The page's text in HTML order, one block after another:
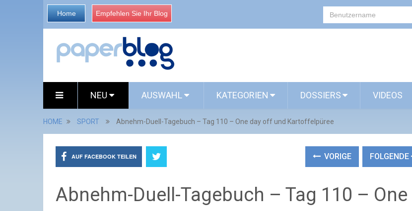
Home Empfehlen Sie Ihr Blog
NEU AUSWAHL KATEGORIEN DOSSIERS VIDEOS
HOME SPORT Abnehm-Duell-Tagebuch – Tag 110 – One day off und Kartoffelpüree
AUF FACEBOOK TEILEN VORIGE FOLGENDE
Abnehm-Duell-Tagebuch – Tag 110 – One